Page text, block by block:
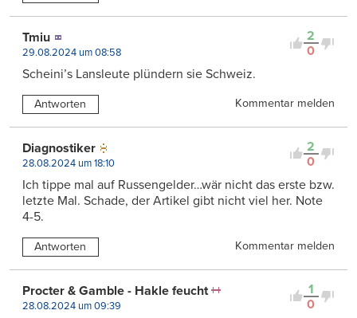
2
0
Tmiu
29.08.2024 um 08:58
Scheini’s Lansleute plündern sie Schweiz.
Antworten Kommentar melden
2
0
Diagnostiker
28.08.2024 um 18:10
Ich tippe mal auf Russengelder…wär nicht das erste bzw.
letzte Mal. Schade, der Artikel gibt nicht viel her. Note
4-5.
Antworten Kommentar melden
1
0
Procter & Gamble - Hakle feucht
28.08.2024 um 09:39